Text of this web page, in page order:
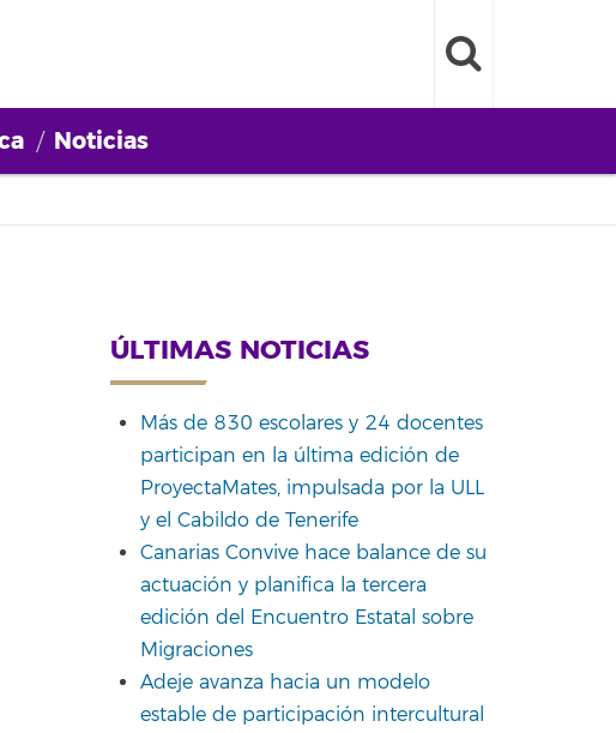
Noticias
ÚLTIMAS NOTICIAS
Más de 830 escolares y 24 docentes
participan en la última edición de
ProyectaMates, impulsada por la ULL
y el Cabildo de Tenerife
Canarias Convive hace balance de su
actuación y planifica la tercera
edición del Encuentro Estatal sobre
Migraciones
Adeje avanza hacia un modelo
estable de participación intercultural